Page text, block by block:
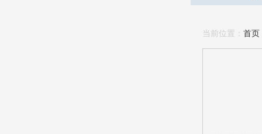
当前位置： 首页